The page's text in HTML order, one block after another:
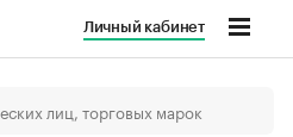
Личный кабинет